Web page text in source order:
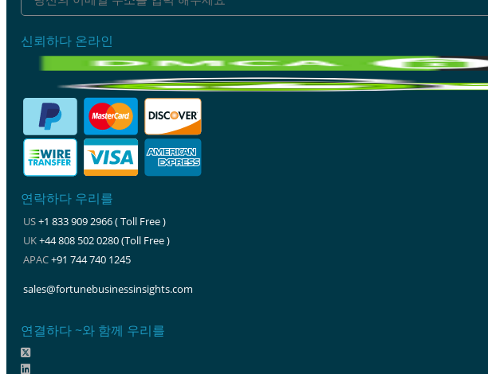
신뢰하다 온라인
연락하다 우리를
US+1 833 909 2966 ( Toll Free )
UK+44 808 502 0280 (Toll Free )
APAC+91 744 740 1245
sales@fortunebusinessinsights.com
연결하다 ~와 함께 우리를